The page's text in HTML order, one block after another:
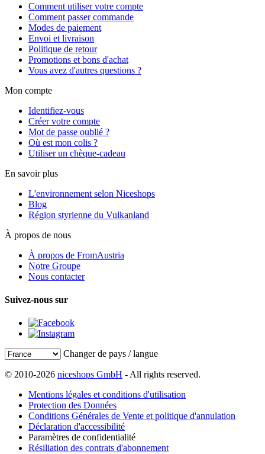
Comment utiliser votre compte
Comment passer commande
Modes de paiement
Envoi et livraison
Politique de retour
Promotions et bons d'achat
Vous avez d'autres questions ?
Mon compte
Identifiez-vous
Créer votre compte
Mot de passe oublié ?
Où est mon colis ?
Utiliser un chèque-cadeau
En savoir plus
L'environnement selon Niceshops
Blog
Région styrienne du Vulkanland
À propos de nous
À propos de FromAustria
Notre Groupe
Nous contacter
Suivez-nous sur
Changer de pays / langue
© 2010-2026 niceshops GmbH - All rights reserved.
Mentions légales et conditions d'utilisation
Protection des Données
Conditions Générales de Vente et politique d'annulation
Déclaration d'accessibilité
Paramètres de confidentialité
Résiliation des contrats d'abonnement